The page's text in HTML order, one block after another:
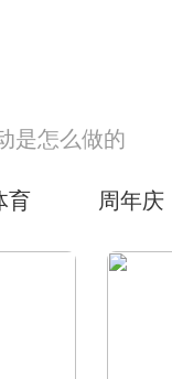
是怎么做的
育 周年庆